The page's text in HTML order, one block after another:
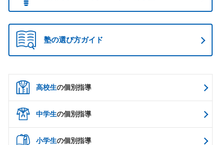
塾の選び方ガイド
高校生の個別指導
中学生の個別指導
小学生の個別指導